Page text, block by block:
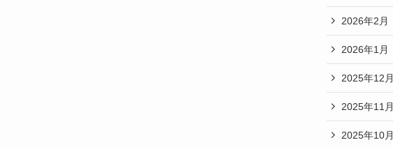
2026年2月
2026年1月
2025年12月
2025年11月
2025年10月